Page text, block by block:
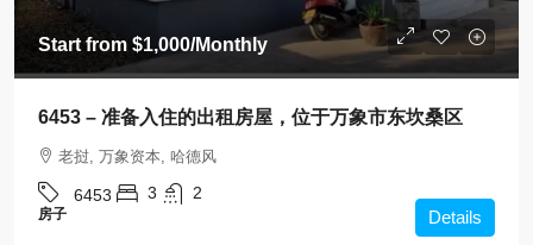
Start from $1,000/Monthly
6453 – 准备入住的出租房屋，位于万象市东坎桑区
老挝, 万象资本, 哈德风
6453 3 2
房子 Details